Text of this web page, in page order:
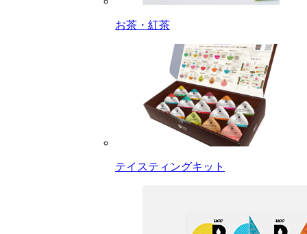
お茶・紅茶
テイスティングキット